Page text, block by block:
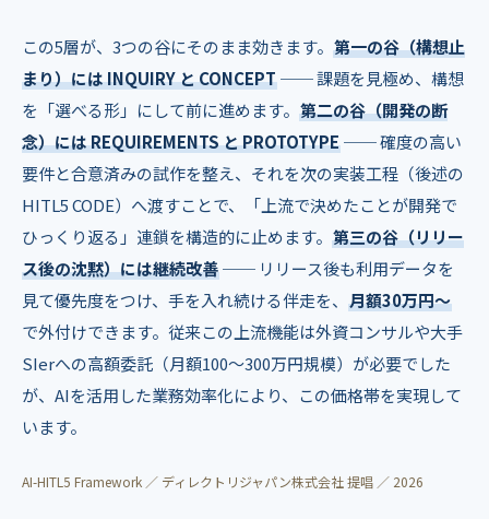
この5層が、3つの谷にそのまま効きます。 第一の谷（構想止
まり）には INQUIRY と CONCEPT── 課題を見極め、構想
を「選べる形」にして前に進めます。 第二の谷（開発の断
念）には REQUIREMENTS と PROTOTYPE── 確度の高い
要件と合意済みの試作を整え、それを次の実装工程（後述の
HITL5 CODE）へ渡すことで、「上流で決めたことが開発で
ひっくり返る」連鎖を構造的に止めます。 第三の谷（リリー
ス後の沈黙）には継続改善── リリース後も利用データを
見て優先度をつけ、手を入れ続ける伴走を、 月額30万円〜
で外付けできます。従来この上流機能は外資コンサルや大手
SIerへの高額委託（月額100〜300万円規模）が必要でした
が、AIを活用した業務効率化により、この価格帯を実現して
います。
AI-HITL5 Framework ／ ディレクトリジャパン株式会社 提唱 ／ 2026